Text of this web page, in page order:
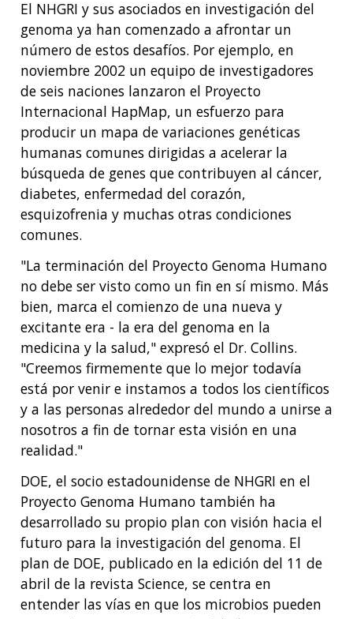
El NHGRI y sus asociados en investigación del
genoma ya han comenzado a afrontar un
número de estos desafíos. Por ejemplo, en
noviembre 2002 un equipo de investigadores
de seis naciones lanzaron el Proyecto
Internacional HapMap, un esfuerzo para
producir un mapa de variaciones genéticas
humanas comunes dirigidas a acelerar la
búsqueda de genes que contribuyen al cáncer,
diabetes, enfermedad del corazón,
esquizofrenia y muchas otras condiciones
comunes.
"La terminación del Proyecto Genoma Humano
no debe ser visto como un fin en sí mismo. Más
bien, marca el comienzo de una nueva y
excitante era - la era del genoma en la
medicina y la salud," expresó el Dr. Collins.
"Creemos firmemente que lo mejor todavía
está por venir e instamos a todos los científicos
y a las personas alrededor del mundo a unirse a
nosotros a fin de tornar esta visión en una
realidad."
DOE, el socio estadounidense de NHGRI en el
Proyecto Genoma Humano también ha
desarrollado su propio plan con visión hacia el
futuro para la investigación del genoma. El
plan de DOE, publicado en la edición del 11 de
abril de la revista Science, se centra en
entender las vías en que los microbios pueden